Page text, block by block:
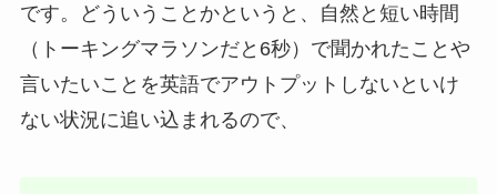
です。どういうことかというと、自然と短い時間
（トーキングマラソンだと6秒）で聞かれたことや
言いたいことを英語でアウトプットしないといけ
ない状況に追い込まれるので、